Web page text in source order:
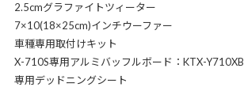
2.5cmグラファイトツィーター
7×10(18×25cm)インチウーファー
車種専用取付けキット
X-710S専用アルミバッフルボード：KTX-Y710XB
専用デッドニングシート